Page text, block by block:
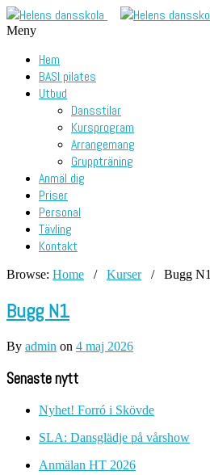
Meny
Hem
BASI pilates
Utbud
Dansstilar
Kursprogram
Arrangemang
Gruppträning
Anmäl dig
Priser
Personal
Tävling
Kontakt
Browse: Home / Kurser / Bugg N1
Bugg N1
By admin on 4 maj 2026
Senaste nytt
Nyhet! Forró i Skövde
SLA: Dansglädje på vårshow
Anmälan HT 2026